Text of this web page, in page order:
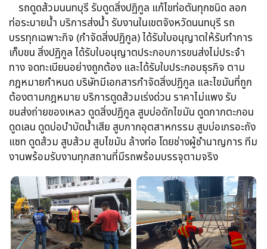
รถดูดส้วม​นนทบุรี รับดูดสิ่งปฏิกูล​ แก้ไขท่อตันทุกชนิด​ ลอก
ท่อระบายน้ำ​ บริการส่งน้ำ รับงานในเขตจังหวัดนนทบุรี รถ
บรรทุกเฉพาะกิจ​ (กำจัดสิ่งปฏิกูล)​ ได้รับใบอนุญาตให้รับทำการ
เก็บขน​ สิ่งปฏิกูล ได้รับใบอนุญาตประกอบการขนส่งไม่ประจำ
ทาง จดทะเบียนอย่างถูกต้อง​ และได้รับใบประกอบธุรกิจ​ ตาม
กฎหมายกำหนด บริษัทมีเอกสารกำจัดสิ่งปฏิกูล​ และไขมันที่ถูก
ต้องตามกฎหมาย บริการดูดส้วมเร่งด่วน​ ราคาไม่แพง รับ
ขนส่งถ่ายของเหลว​ ดูดสิ่งปฏิกูล​ สูบบ่อดักไขมัน​ ดูดกากตะกอน​
ดูดเลน​ ดูดบ่อบำบัดน้ำเสีย​ สูบกากอุตสาหกรรม​ สูบบ่อเกรอะถัง
แซท​ ดูดส้วม​ สูบส้วม​ สูบไขมัน​ ล้างท่อ​ โดยช่างผู้ชำนาญการ​ ทีม
งานพร้อม​รับงานทุกสถานที่​มีรถพร้อมบรรจุ​ตามจริง